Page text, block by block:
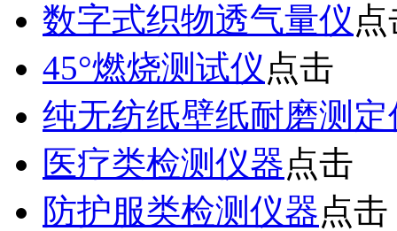
数字式织物透气量仪
45°燃烧测试仪点击
纯无纺纸壁纸耐磨测定
医疗类检测仪器点击
防护服类检测仪器点击